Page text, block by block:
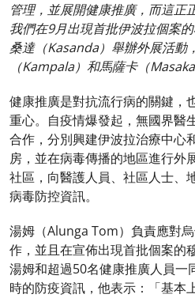
管理，並展開健康推廣，而這正
我們在9月出現首批伊波拉個案
桑達（Kasanda）舉辦外展活動
（Kampala）和馬薩卡（
健康推廣是對抗流行病的關鍵，
重心。自疫情爆發起，無國界醫
合作，分別興建伊波拉治療中心
房，並在病毒傳播的地區進行外
社區，向醫護人員、社區人士、
病毒防控資訊。
湯姆（Alunga Tom）負責應對
作，並且在宣佈出現首批個案的
湯姆和超過50名健康推廣人員一
時的防疫資訊，他表示：「基本